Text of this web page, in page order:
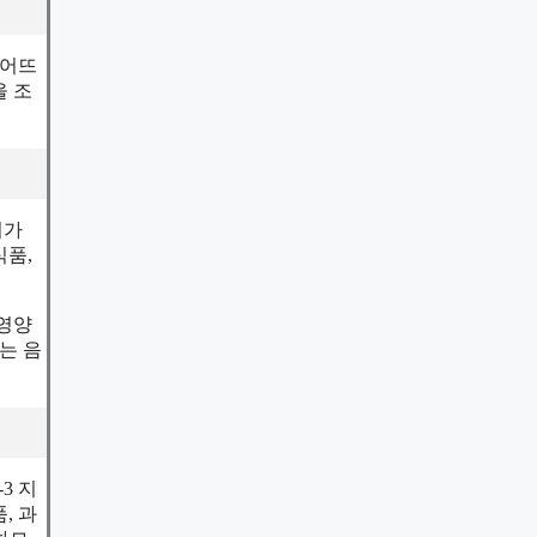
뜨
조
가
품,
양
음
지
, 과